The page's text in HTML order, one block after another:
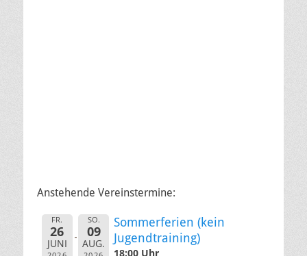
Anstehende Vereinstermine:
FR.
26
JUNI
SO.
09
AUG.
Sommerferien (kein
Jugendtraining)
18:00 Uhr